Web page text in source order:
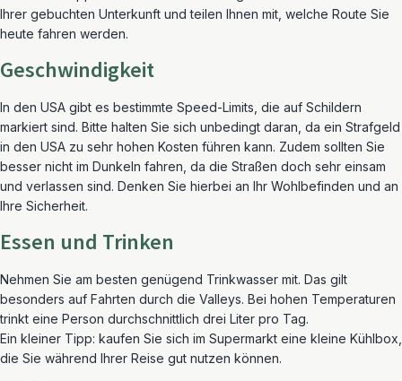
Ihrer gebuchten Unterkunft und teilen Ihnen mit, welche Route Sie
heute fahren werden.
Geschwindigkeit
In den USA gibt es bestimmte Speed-Limits, die auf Schildern
markiert sind. Bitte halten Sie sich unbedingt daran, da ein Strafgeld
in den USA zu sehr hohen Kosten führen kann. Zudem sollten Sie
besser nicht im Dunkeln fahren, da die Straßen doch sehr einsam
und verlassen sind. Denken Sie hierbei an Ihr Wohlbefinden und an
Ihre Sicherheit.
Essen und Trinken
Nehmen Sie am besten genügend Trinkwasser mit. Das gilt
besonders auf Fahrten durch die Valleys. Bei hohen Temperaturen
trinkt eine Person durchschnittlich drei Liter pro Tag.
Ein kleiner Tipp: kaufen Sie sich im Supermarkt eine kleine Kühlbox,
die Sie während Ihrer Reise gut nutzen können.